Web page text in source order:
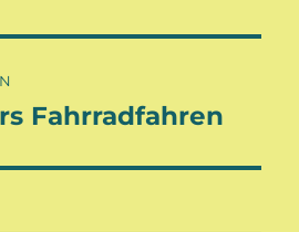
Fahrradfahren